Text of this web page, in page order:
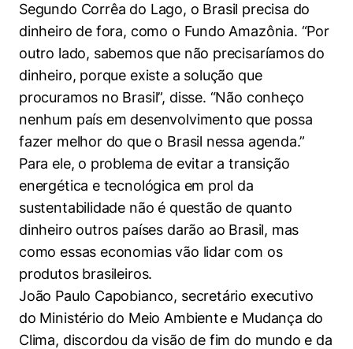
Segundo Corrêa do Lago, o Brasil precisa do
dinheiro de fora, como o Fundo Amazônia. “Por
outro lado, sabemos que não precisaríamos do
dinheiro, porque existe a solução que
procuramos no Brasil”, disse. “Não conheço
nenhum país em desenvolvimento que possa
fazer melhor do que o Brasil nessa agenda.”
Para ele, o problema de evitar a transição
energética e tecnológica em prol da
sustentabilidade não é questão de quanto
dinheiro outros países darão ao Brasil, mas
como essas economias vão lidar com os
produtos brasileiros.
João Paulo Capobianco, secretário executivo
do Ministério do Meio Ambiente e Mudança do
Clima, discordou da visão de fim do mundo e da